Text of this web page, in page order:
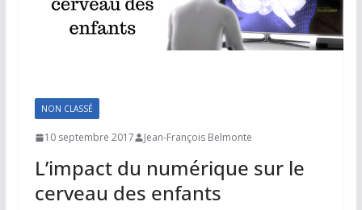
NON CLASSÉ
10 septembre 2017 Jean-François Belmonte
L’impact du numérique sur le
cerveau des enfants